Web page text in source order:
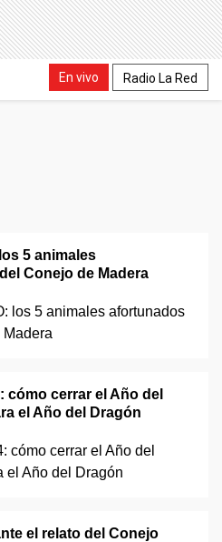
En vivo Radio La Red
5 animales
Conejo de Madera
cómo cerrar el Año del
el Año del Dragón
el relato del Conejo